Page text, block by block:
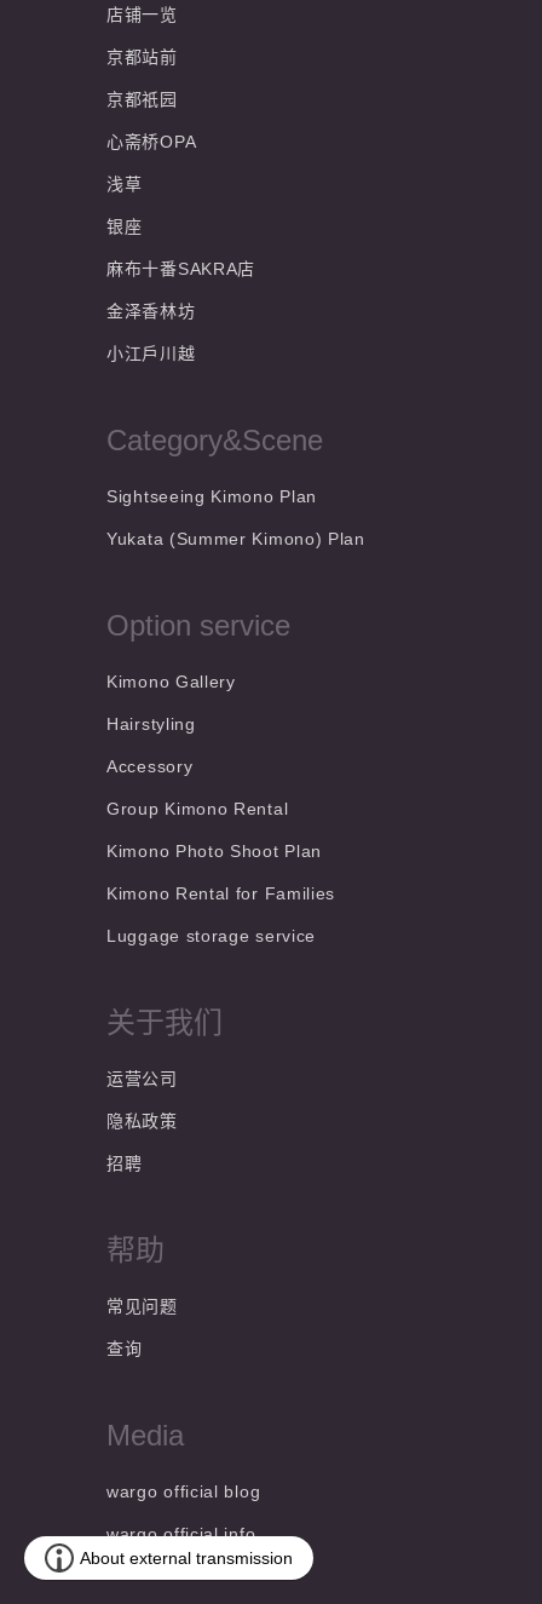
店铺一览
京都站前
京都祇园
心斋桥OPA
浅草
银座
麻布十番SAKRA店
金泽香林坊
小江戶川越
Category&Scene
Sightseeing Kimono Plan
Yukata (Summer Kimono) Plan
Option service
Kimono Gallery
Hairstyling
Accessory
Group Kimono Rental
Kimono Photo Shoot Plan
Kimono Rental for Families
Luggage storage service
关于我们
运营公司
隐私政策
招聘
帮助
常见问题
查询
Media
wargo official blog
wargo official info